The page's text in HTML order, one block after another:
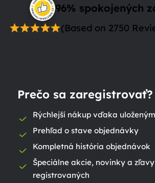
96% spokojených
(Based on 2750
Prečo sa zaregistrovať?
Rýchlejší nákup vďaka
Prehľad o stave objednávky
Kompletná história objednávok
Špeciálne akcie, novinky a
registrovaných